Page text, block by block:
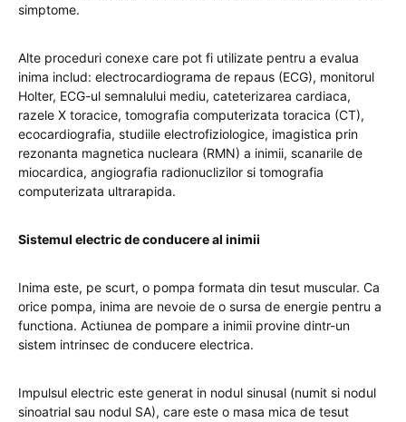
simptome.
Alte proceduri conexe care pot fi utilizate pentru a evalua
inima includ: electrocardiograma de repaus (ECG), monitorul
Holter, ECG-ul semnalului mediu, cateterizarea cardiaca,
razele X toracice, tomografia computerizata toracica (CT),
ecocardiografia, studiile electrofiziologice, imagistica prin
rezonanta magnetica nucleara (RMN) a inimii, scanarile de
miocardica, angiografia radionuclizilor si tomografia
computerizata ultrarapida.
Sistemul electric de conducere al inimii
Inima este, pe scurt, o pompa formata din tesut muscular. Ca
orice pompa, inima are nevoie de o sursa de energie pentru a
functiona. Actiunea de pompare a inimii provine dintr-un
sistem intrinsec de conducere electrica.
Impulsul electric este generat in nodul sinusal (numit si nodul
sinoatrial sau nodul SA), care este o masa mica de tesut